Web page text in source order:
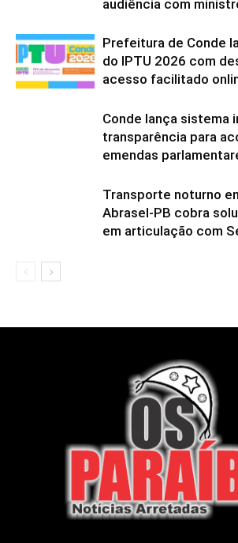
audiência com
Prefeitura de Conde
do IPTU 2026 com
acesso facilitado
Conde lança sistema
transparência para
emendas
Transporte noturno
Abrasel-PB cobra
em articulação com